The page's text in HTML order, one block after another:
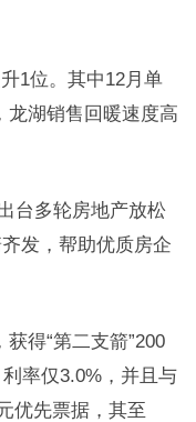
1位。其中12月单
龙湖销售回暖速度高
台多轮房地产放松
发，帮助优质房企
得“第二支箭”200
率仅3.0%，并且与
优先票据，其至